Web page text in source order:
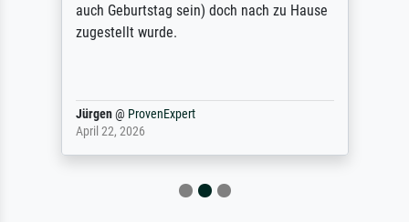
auch Geburtstag sein) doch nach zu Hause
zugestellt wurde.
Jürgen@ ProvenExpert
April 22, 2026